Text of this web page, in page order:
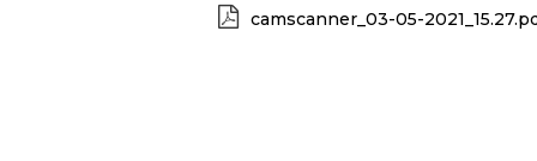
camscanner_03-05-